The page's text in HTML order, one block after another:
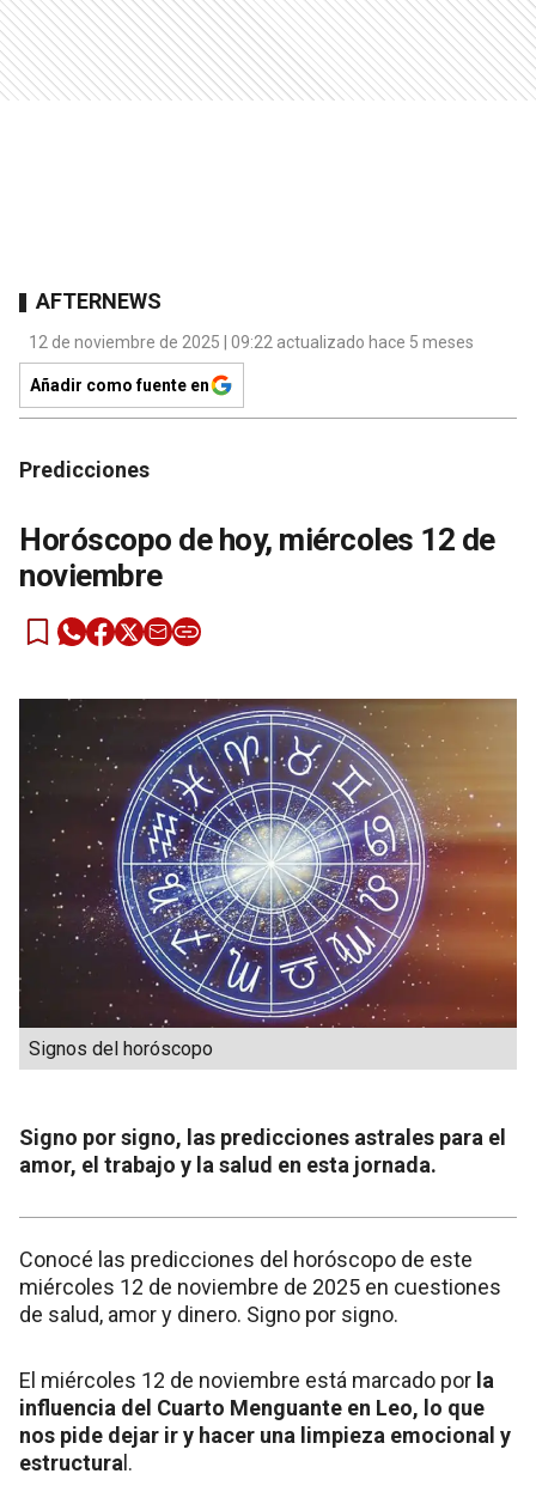
AFTERNEWS
12 de noviembre de 2025 | 09:22 actualizado hace 5 meses
Añadir como fuente en
Predicciones
Horóscopo de hoy, miércoles 12 de
noviembre
Signos del horóscopo
Signo por signo, las predicciones astrales para el
amor, el trabajo y la salud en esta jornada.
Conocé las predicciones del horóscopo de este
miércoles 12 de noviembre de 2025 en cuestiones
de salud, amor y dinero. Signo por signo.
El miércoles 12 de noviembre está marcado por la
influencia del Cuarto Menguante en Leo, lo que
nos pide dejar ir y hacer una limpieza emocional y
estructural.